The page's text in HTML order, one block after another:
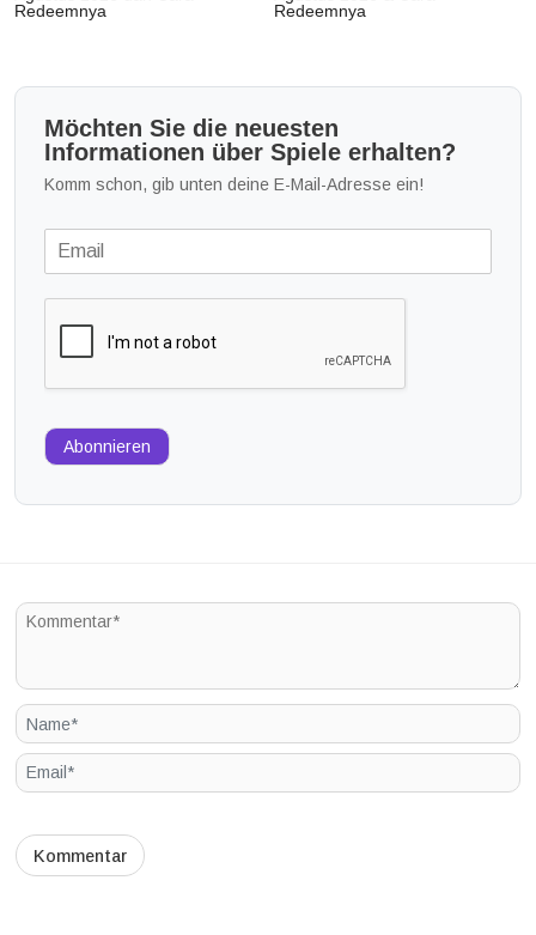
Redeemnya
Redeemnya
Möchten Sie die neuesten
Informationen über Spiele erhalten?
Komm schon, gib unten deine E-Mail-Adresse ein!
Abonnieren